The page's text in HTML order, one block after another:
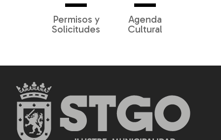
Permisos y
Solicitudes
Agenda
Cultural